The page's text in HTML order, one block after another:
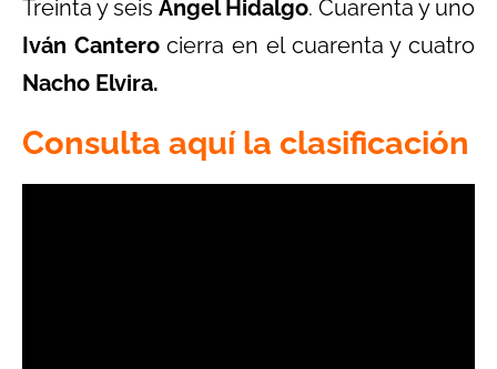
Treinta y seis Ángel Hidalgo. Cuarenta y uno
Iván Canterocierra en el cuarenta y cuatro
Nacho Elvira.
Consulta aquí la clasificación